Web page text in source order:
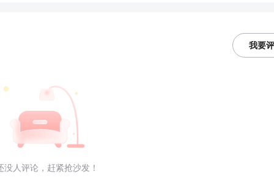
我要
没人评论，赶紧抢沙发！